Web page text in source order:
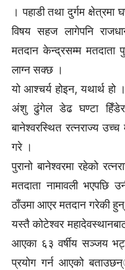
। पहाडी तथा दुर्गम क्षेत्रमा
विषय सहज लागेपनि
मतदान केन्द्रसम्म मतदाता
लाग्न सक्छ ।
यो आश्चर्य होइन, यथार्थ
अंशु ढुंगेल डेढ घण्टा हिँडेर
बानेश्वरस्थित रत्नराज्य उच्च
गरे ।
पुरानो बानेश्वरमा रहेको
मतदाता नामावली भएपछि
ठाँउमा आएर मतदान गरेकी
यस्तै कोटेश्वर
आएका ६३ वर्षीय सञ्जय
प्रयोग गर्न आएको